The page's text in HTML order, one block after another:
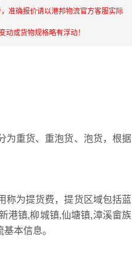
准确报价请以港邦物流官方客服实际
或货物规格略有浮动！
为重货、重泡货、泡货，根据
称为提货费，提货区域包括蓝
港镇,柳城镇,仙塘镇,漳溪畲族
本信息。